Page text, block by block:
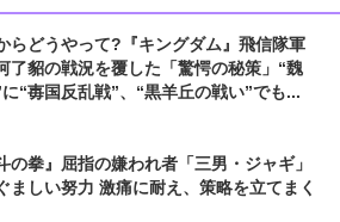
らどうやって?『キングダム』飛信隊軍
了貂の戦況を覆した「驚愕の秘策」“魏
“毐国反乱戦”、“黒羊丘の戦い”でも...
の拳』屈指の嫌われ者「三男・ジャギ」
ましい努力 激痛に耐え、策略を立てまく